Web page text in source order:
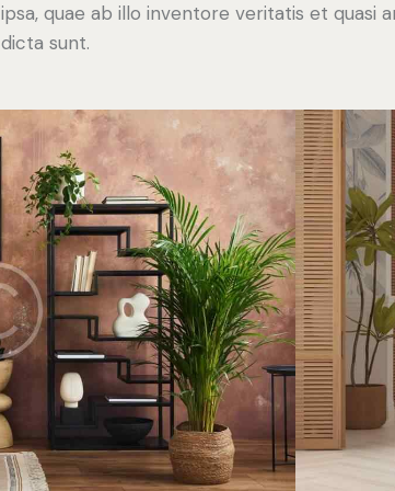
ipsa, quae ab illo inventore veritatis et quasi
dicta sunt.